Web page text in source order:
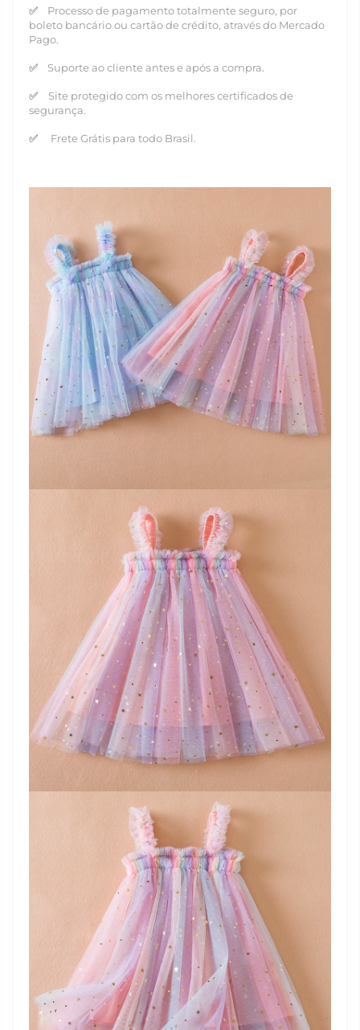
✅ Processo de pagamento totalmente seguro, por
boleto bancário ou cartão de crédito, através do Mercado
Pago.
✅ Suporte ao cliente antes e após a compra.
✅
Site protegido com os melhores certificados de
segurança.
✅ Frete Grátis para todo Brasil.